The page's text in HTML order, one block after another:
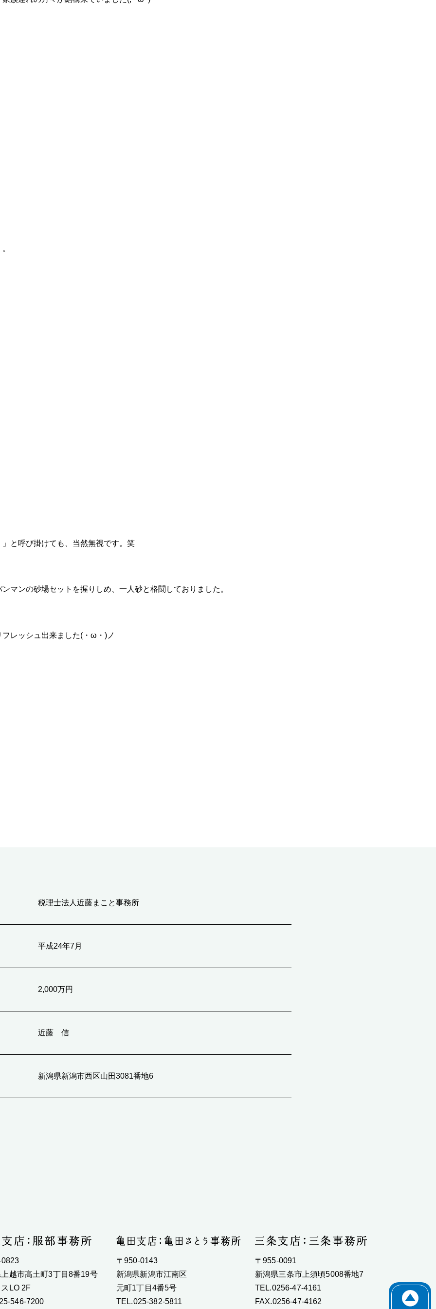
」と呼び掛けても、当然無視です。笑
マンの砂場セットを握りしめ、一人砂と格闘しておりました。
レッシュ出来ました(・ω・)ノ
税理士法人近藤まこと事務所
平成24年7月
2,000万円
近藤 信
新潟県新潟市西区山田3081番地6
越市高土町3丁目8番19号
LO 2F
546-7200
〒950-0143
新潟県新潟市江南区
元町1丁目4番5号
TEL.025-382-5811
〒955-0091
新潟県三条市上須頃5008番地7
TEL.0256-47-4161
FAX.0256-47-4162